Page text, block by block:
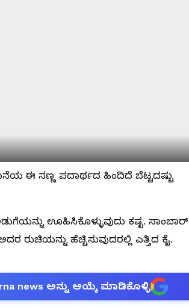
ಈ ಸಣ್ಣ ಪದಾರ್ಥದ ಹಿಂದಿದೆ ಬೆಟ್ಟದಷ್ಟು
ಊಹಿಸಿಕೊಳ್ಳುವುದು ಕಷ್ಟ. ಸಾಂಬಾರ್
ರುಚಿಯನ್ನು ಹೆಚ್ಚಿಸುವುದರಲ್ಲಿ ಎತ್ತಿದ ಕೈ.
news ಅನ್ನು ಆಯ್ಕೆ ಮಾಡಿಕೊಳ್ಳಿ